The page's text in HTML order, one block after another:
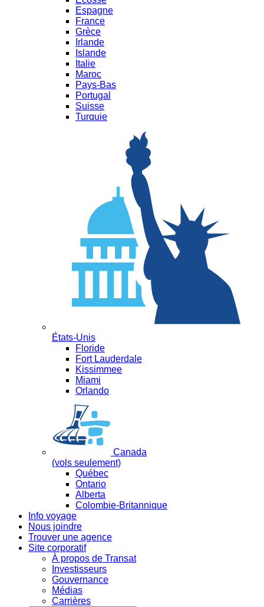
Espagne
France
Grèce
Irlande
Islande
Italie
Maroc
Pays-Bas
Portugal
Suisse
Turquie
États-Unis
Floride
Fort Lauderdale
Kissimmee
Miami
Orlando
Canada
(vols seulement)
Québec
Ontario
Alberta
Colombie-Britannique
Info voyage
Nous joindre
Trouver une agence
Site corporatif
À propos de Transat
Investisseurs
Gouvernance
Médias
Carrières